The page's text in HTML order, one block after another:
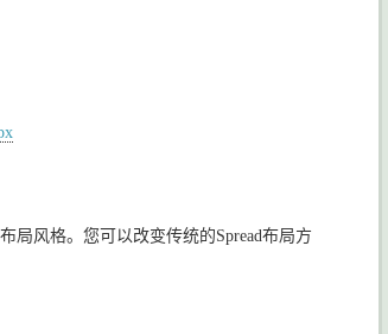
局风格。您可以改变传统的Spread布局方